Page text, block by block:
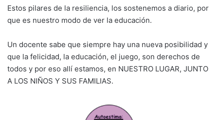
Estos pilares de la resiliencia, los sostenemos a diario, por
que es nuestro modo de ver la educación.
Un docente sabe que siempre hay una nueva posibilidad y
que la felicidad, la educación, el juego, son derechos de
todos y por eso allí estamos, en NUESTRO LUGAR, JUNTO
A LOS NIÑOS Y SUS FAMILIAS.